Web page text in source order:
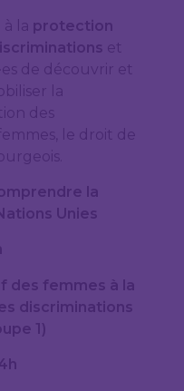
la protection
et
de découvrir et
la
des
le droit de
la
Unies
des femmes à la
discriminations
1)